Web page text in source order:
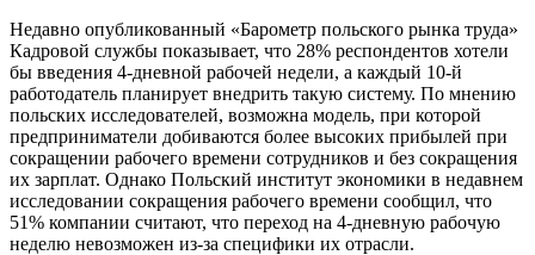
Недавно опубликованный «Барометр польского рынка труда»
Кадровой службы показывает, что 28% респондентов хотели
бы введения 4-дневной рабочей недели, а каждый 10-й
работодатель планирует внедрить такую систему. По мнению
польских исследователей, возможна модель, при которой
предприниматели добиваются более высоких прибылей при
сокращении рабочего времени сотрудников и без сокращения
их зарплат. Однако Польский институт экономики в недавнем
исследовании сокращения рабочего времени сообщил, что
51% компании считают, что переход на 4-дневную рабочую
неделю невозможен из-за специфики их отрасли.